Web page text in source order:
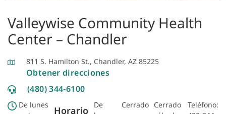
Valleywise Community Health
Center – Chandler
811 S. Hamilton St., Chandler, AZ 85225
Obtener direcciones
(480) 344-6100
De lunes
Horario
De
Cerrado Cerrado
Teléfono: